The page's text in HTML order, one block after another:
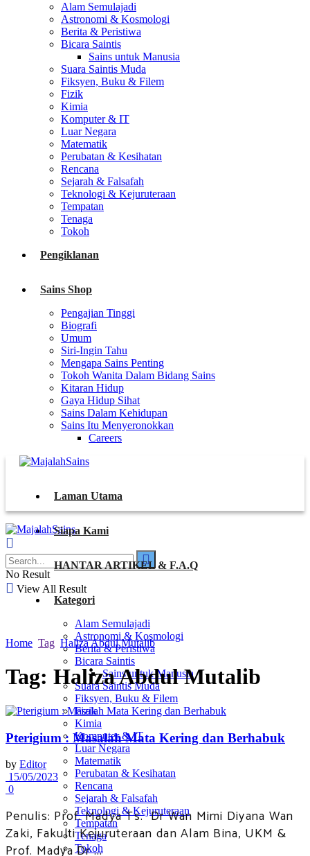
Alam Semulajadi
Astronomi & Kosmologi
Berita & Peristiwa
Bicara Saintis
Sains untuk Manusia
Suara Saintis Muda
Fiksyen, Buku & Filem
Fizik
Kimia
Komputer & IT
Luar Negara
Matematik
Perubatan & Kesihatan
Rencana
Sejarah & Falsafah
Teknologi & Kejuruteraan
Tempatan
Tenaga
Tokoh
Pengiklanan
Sains Shop
Pengajian Tinggi
Biografi
Umum
Siri-Ingin Tahu
Mengapa Sains Penting
Tokoh Wanita Dalam Bidang Sains
Kitaran Hidup
Gaya Hidup Sihat
Sains Dalam Kehidupan
Sains Itu Menyeronokkan
Careers
Laman Utama
Siapa Kami
HANTAR ARTIKEL & F.A.Q
Kategori
Alam Semulajadi
Astronomi & Kosmologi
Berita & Peristiwa
Bicara Saintis
Sains untuk Manusia
Suara Saintis Muda
Fiksyen, Buku & Filem
Fizik
Kimia
Komputer & IT
Luar Negara
Matematik
Perubatan & Kesihatan
Rencana
Sejarah & Falsafah
Teknologi & Kejuruteraan
Tempatan
Tenaga
Tokoh
No Result
View All Result
Home Tag Haliza Abdul Mutalib
Tag: Haliza Abdul Mutalib
Pterigium : Masalah Mata Kering dan Berhabuk
by Editor
15/05/2023
0
Penulis: Prof. Madya Ts. Dr Wan Mimi Diyana Wan
Zaki, Fakulti Kejuruteraan dan Alam Bina, UKM &
Prof. Madya Dr ...